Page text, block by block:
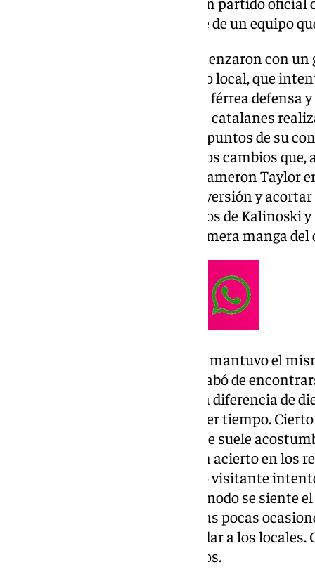
cerraron un primer día brillante de un equipo
Los primeros diez minutos comenzaron con
al que se imaginaba. El conjunto local, que
a su público, se topó contra una férrea defensa
desesperación. Sin embargo, los catalanes
y lograron distanciarse hasta 8 puntos de su
estos, Ibon Navarro introdujo dos cambios
y Kameron Taylor
comenzó a encontrar su mejor versión y
ecuador. Dos triples consecutivos de Kalinoski
considerable en el que era la primera manga del
En el segundo cuarto, el partido mantuvo el
excajista Fotis Katsikaris no acabó de
morado lograron establecer una diferencia de
durante lo que quedaba de primer tiempo.
era bajo en comparación a lo que suele
físico, la buena defensa y el gran acierto en
para los malagueños. El técnico visitante
el ritmo frenético donde tan cómodo se siente
suficientemente acertados en las pocas
superioridad para poder intimidar a los locales.
marcharon al túnel de vestuarios.